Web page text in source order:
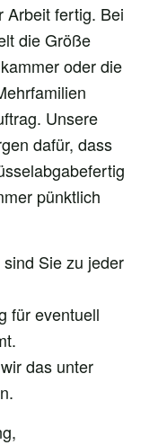
Arbeit fertig. Bei
die Größe
oder die
Unsere
dafür, dass
pünktlich
Sie zu jeder
für eventuell
das unter